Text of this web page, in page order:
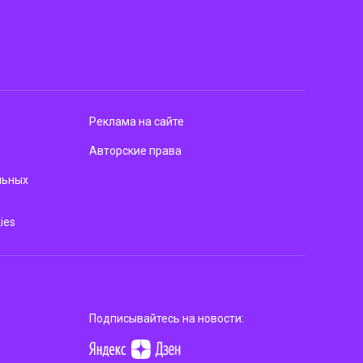
Реклама на сайте
Авторские права
Подписывайтесь на новости: